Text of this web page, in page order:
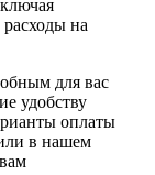
на
для вас
удобству
оплаты
в нашем